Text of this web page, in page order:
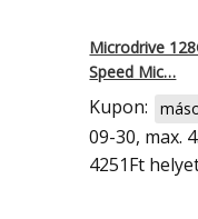
Microdrive
Speed Mic…
Kupon:
09-30, max.
4251Ft